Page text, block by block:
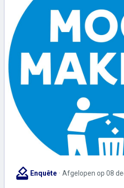
how_to_vote Enquête Afgelopen op 08